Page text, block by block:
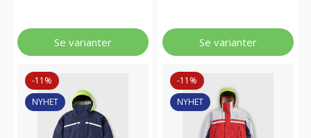
Se varianter Se varianter
-11%
NYHET
-11%
NYHET